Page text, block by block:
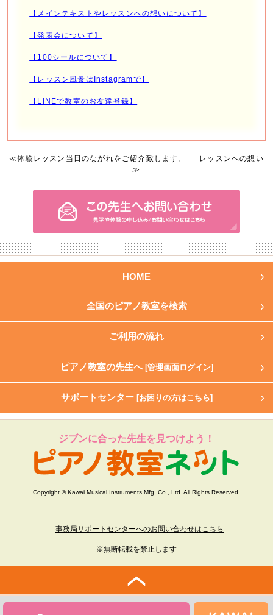
【メインテキストやレッスンへの想いについて】
【発表会について】
【100シールについて】
【レッスン風景はInstagramで】
【LINEで教室のお友達登録】
≪体験レッスン当日のながれをご紹介致します。
レッスンへの想い
≫
HOME
全国のピアノ教室を検索
ご利用の流れ
ピアノ教室の先生へ [管理画面ログイン]
サポートセンター [お困りの方はこちら]
ジブンに合った先生を見つけよう！
Copyright © Kawai Musical Instruments Mfg. Co., Ltd. All Rights Reserved.
事務局サポートセンターへのお問い合わせはこちら
※無断転載を禁止します